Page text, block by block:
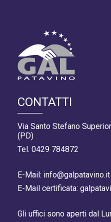
CONTATTI
Via Santo Stefano
(PD)
Tel. 0429 784872
E-Mail: info@galpatavino.it
E-Mail certificata:
Gli uffici sono aperti dal